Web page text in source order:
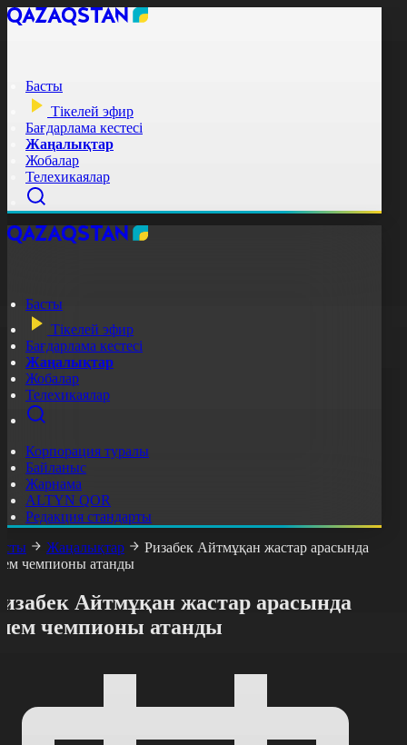
Басты
Тікелей эфир
Бағдарлама кестесі
Жаңалықтар
Жобалар
Телехикаялар
Басты
Тікелей эфир
Бағдарлама кестесі
Жаңалықтар
Жобалар
Телехикаялар
Корпорация туралы
Байланыс
Жарнама
ALTYN QOR
Редакция стандарты
Жаңалықтар
Ризабек Айтмұқан жастар арасында
чемпионы атанды
Айтмұқан жастар арасында
чемпионы атанды